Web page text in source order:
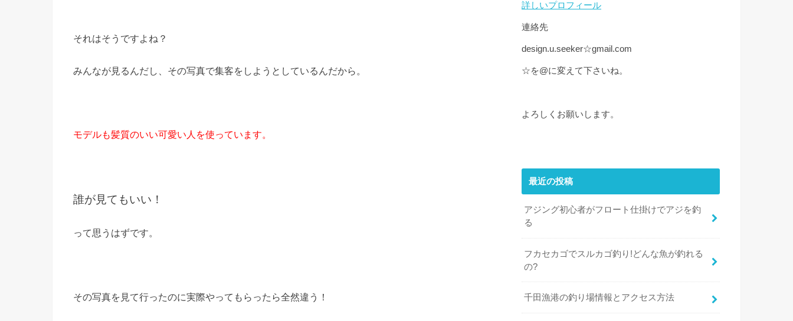
それはそうですよね？
みんなが見るんだし、その写真で集客をしようとしているんだから。
モデルも髪質のいい可愛い人を使っています。
誰が見てもいい！
って思うはずです。
その写真を見て行ったのに実際やってもらったら全然違う！
詳しいプロフィール
連絡先
design.u.seeker☆gmail.com
☆を@に変えて下さいね。
よろしくお願いします。
最近の投稿
アジング初心者がフロート仕掛けでアジを釣
る
フカセカゴでスルカゴ釣り!どんな魚が釣れる
の?
千田漁港の釣り場情報とアクセス方法